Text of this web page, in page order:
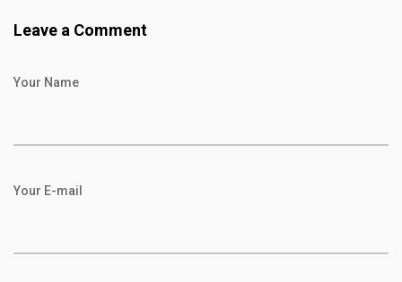
Leave a Comment
Your Name
Your E-mail